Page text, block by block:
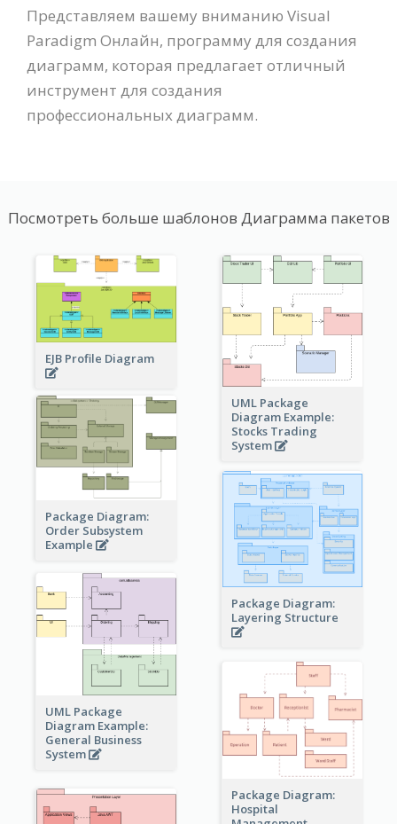
Представляем вашему вниманию Visual
Paradigm Онлайн, программу для создания
диаграмм, которая предлагает отличный
инструмент для создания
профессиональных диаграмм.
Посмотреть больше шаблонов Диаграмма пакетов
EJB Profile Diagram
UML Package
Diagram Example:
Stocks Trading
System
Package Diagram:
Order Subsystem
Example
Package Diagram:
Layering Structure
UML Package
Diagram Example:
General Business
System
Package Diagram:
Hospital